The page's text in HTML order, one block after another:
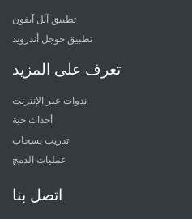
تطبيق آبل آيفون
تطبيق جوجل أندرويد
تعرف على المزيد
ندوات عبر الإنترنت
أحداث حية
تدريب بسحاب
عمليات الدمج
اتصل بنا